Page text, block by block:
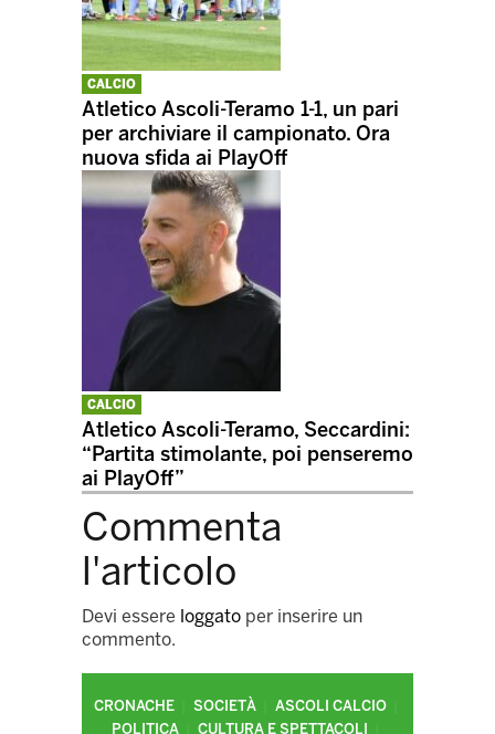
CALCIO
Atletico Ascoli-Teramo 1-1, un pari
per archiviare il campionato. Ora
nuova sfida ai PlayOff
CALCIO
Atletico Ascoli-Teramo, Seccardini:
“Partita stimolante, poi penseremo
ai PlayOff”
Commenta
l'articolo
Devi essere loggato per inserire un
commento.
CRONACHE SOCIETÀ
ASCOLI CALCIO
POLITICA
CULTURA E SPETTACOLI